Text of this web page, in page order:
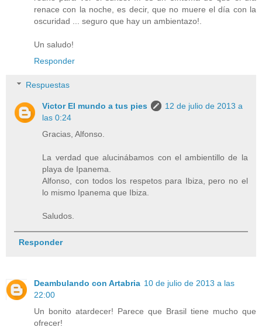
renace con la noche, es decir, que no muere el día con la
oscuridad ... seguro que hay un ambientazo!.
Un saludo!
Responder
Respuestas
Victor El mundo a tus pies
12 de julio de 2013 a
las 0:24
Gracias, Alfonso.
La verdad que alucinábamos con el ambientillo de la
playa de Ipanema.
Alfonso, con todos los respetos para Ibiza, pero no el
lo mismo Ipanema que Ibiza.
Saludos.
Responder
Deambulando con Artabria 10 de julio de 2013 a las
22:00
Un bonito atardecer! Parece que Brasil tiene mucho que
ofrecer!